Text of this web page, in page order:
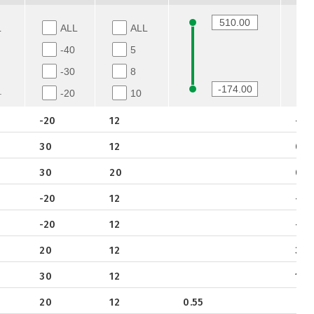
ALL
-40
-30
-20
-8
12
30
ALL
5
8
10
16
20
-20 12 -
30 12
30 20 0.8
-20 12 -3.3
-20 12 -2.8
20 12 3.5
30 12 1
20 12 0.55